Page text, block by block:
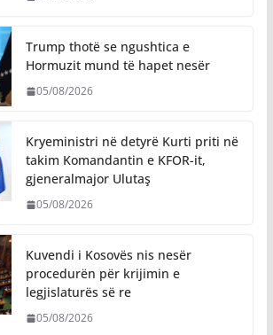
Trump thotë se ngushtica e
Hormuzit mund të hapet nesër
05/08/2026
Kryeministri në detyrë Kurti priti në
takim Komandantin e KFOR-it,
gjeneralmajor Ulutaş
05/08/2026
Kuvendi i Kosovës nis nesër
procedurën për krijimin e
legjislaturës së re
05/08/2026